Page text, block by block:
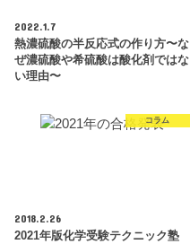
2022.1.7
熱濃硫酸の半反応式の作り方〜な
ぜ濃硫酸や希硫酸は酸化剤ではな
い理由〜
コラム
2018.2.26
2021年版化学受験テクニック塾